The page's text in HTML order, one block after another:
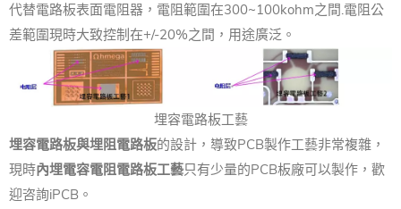
代替電路板表面電阻器，電阻範圍在300~100kohm之間.電阻公
差範圍現時大致控制在+/-20%之間，用途廣泛。
埋容電路板工藝
埋容電路板與埋阻電路板的設計，導致PCB製作工藝非常複雜，
現時內埋電容電阻電路板工藝只有少量的PCB板廠可以製作，歡
迎咨詢iPCB。